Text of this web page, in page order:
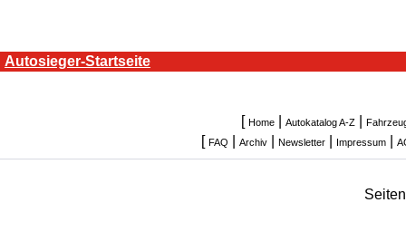
Autosieger-Startseite
[ Home| Autokatalog A-Z|
[ FAQ Archiv Newsletter Impressum